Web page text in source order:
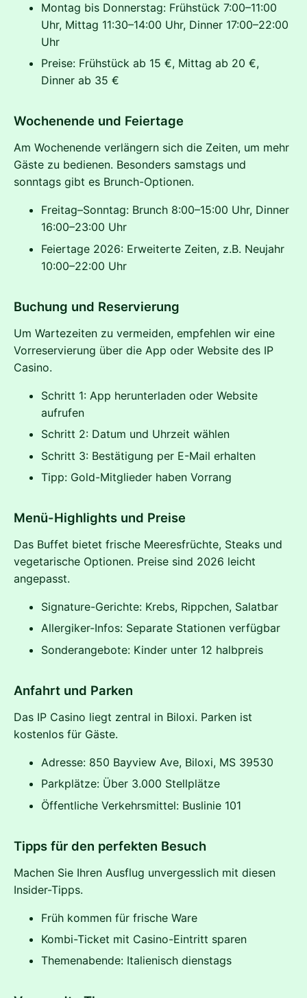
Montag bis Donnerstag: Frühstück 7:00–11:00
Uhr, Mittag 11:30–14:00 Uhr, Dinner 17:00–22:00
Uhr
Preise: Frühstück ab 15 €, Mittag ab 20 €,
Dinner ab 35 €
Wochenende und Feiertage
Am Wochenende verlängern sich die Zeiten, um mehr
Gäste zu bedienen. Besonders samstags und
sonntags gibt es Brunch-Optionen.
Freitag–Sonntag: Brunch 8:00–15:00 Uhr, Dinner
16:00–23:00 Uhr
Feiertage 2026: Erweiterte Zeiten, z.B. Neujahr
10:00–22:00 Uhr
Buchung und Reservierung
Um Wartezeiten zu vermeiden, empfehlen wir eine
Vorreservierung über die App oder Website des IP
Casino.
Schritt 1: App herunterladen oder Website
aufrufen
Schritt 2: Datum und Uhrzeit wählen
Schritt 3: Bestätigung per E-Mail erhalten
Tipp: Gold-Mitglieder haben Vorrang
Menü-Highlights und Preise
Das Buffet bietet frische Meeresfrüchte, Steaks und
vegetarische Optionen. Preise sind 2026 leicht
angepasst.
Signature-Gerichte: Krebs, Rippchen, Salatbar
Allergiker-Infos: Separate Stationen verfügbar
Sonderangebote: Kinder unter 12 halbpreis
Anfahrt und Parken
Das IP Casino liegt zentral in Biloxi. Parken ist
kostenlos für Gäste.
Adresse: 850 Bayview Ave, Biloxi, MS 39530
Parkplätze: Über 3.000 Stellplätze
Öffentliche Verkehrsmittel: Buslinie 101
Tipps für den perfekten Besuch
Machen Sie Ihren Ausflug unvergesslich mit diesen
Insider-Tipps.
Früh kommen für frische Ware
Kombi-Ticket mit Casino-Eintritt sparen
Themenabende: Italienisch dienstags